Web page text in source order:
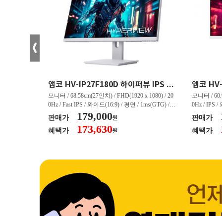
앱코 HV-IP27F180D 하이퍼뷰 IPS FHD 200 HDR 무결점
모니터 / 68.58cm(27인치) / FHD(1920 x 1080) / 20
0Hz / Fast IPS / 와이드(16:9) / 평면 / 1ms(GTG) / 3
50nit / 1,000:1 / 헤드폰 아웃 / LED 조명 / 틸트(상
하) / 6kg / [색상영역] / sRGB:128% / Adobe RGB:8
5% / DCI-P3:91% / NTSC:90% / [게임특화] / 조준
판매가 179,000원
혜택가 173,630원
모니터 /
0Hz / IPS /
50nit /
하) / 4.9kg
80% / DCI-
판매가
혜택가